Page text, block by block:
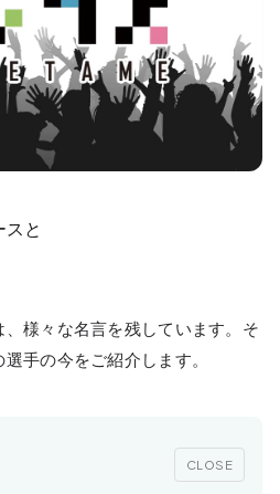
様々な名言を残しています。そ
手の今をご紹介します。
CLOSE